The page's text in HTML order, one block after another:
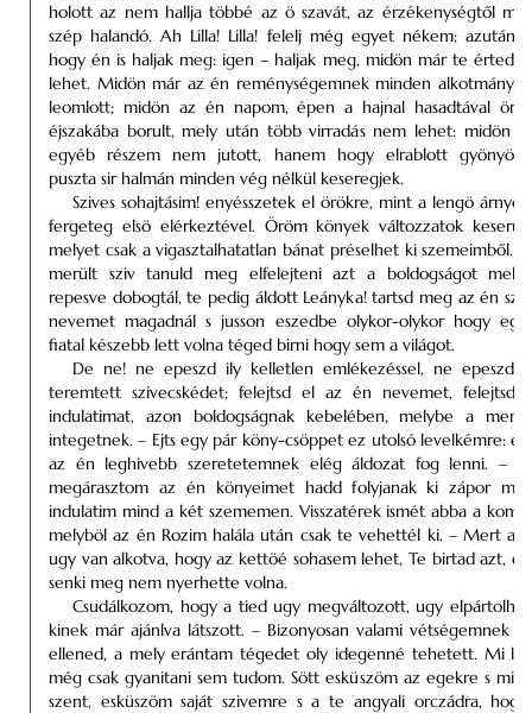
holott az nem hallja többé az ö szavát, az érzékenységtől
szép halandó. Ah Lilla! Lilla! felelj még egyet nékem; azután
hogy én is haljak meg: igen – haljak meg, midön már te érted
lehet. Midön már az én reménységemnek minden alkotmányja
leomlott; midön az én napom, épen a hajnal hasadtával
éjszakába borult, mely után több virradás nem lehet: midön
egyéb részem nem jutott, hanem hogy elrablott
puszta sir halmán minden vég nélkül keseregjek.
Szives sohajtásim! enyésszetek el örökre, mint a lengö
fergeteg elsö elérkeztével. Öröm könyek változzatok keserü
melyet csak a vigasztalhatatlan bánat préselhet ki szemeimből.
merült sziv tanuld meg elfelejteni azt a boldogságot
repesve dobogtál, te pedig áldott Leányka! tartsd meg az én
nevemet magadnál s jusson eszedbe olykor-olykor hogy
fiatal készebb lett volna téged birni hogy sem a világot.
De ne! ne epeszd ily kelletlen emlékezéssel, ne epeszd
teremtett szivecskédet; felejtsd el az én nevemet, felejtsd
indulatimat, azon boldogságnak kebelében, melybe a
integetnek. – Ejts egy pár köny-csöppet ez utolsó levelkémre:
az én leghivebb szeretetemnek elég áldozat fog lenni. – –
megárasztom az én könyeimet hadd folyjanak ki zápor
indulatim mind a két szememen. Visszatérek ismét abba a
melyböl az én Rozim halála után csak te vehettél ki. – Mert az
ugy van alkotva, hogy az kettöé sohasem lehet, Te birtad azt,
senki meg nem nyerhette volna.
Csudálkozom, hogy a tied ugy megváltozott, ugy
kinek már ajánlva látszott. – Bizonyosan valami vétségemnek
ellened, a mely erántam tégedet oly idegenné tehetett. Mi
még csak gyanitani sem tudom. Sött esküszöm az egekre s
szent, esküszöm saját szivemre s a te angyali orczádra,